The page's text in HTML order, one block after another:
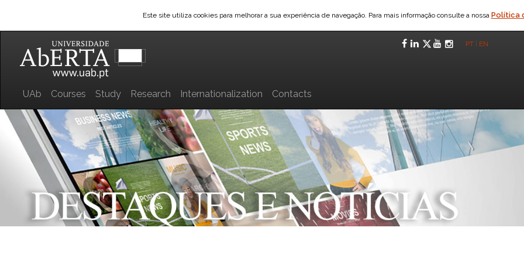
Este site utiliza cookies para melhorar a sua experiência de navegação. Para mais informação consulte a nossa Política
Facebook
LinkedIn
Twitter
YouTube
PT EN
UAb Courses Study Research Internationalization Contacts